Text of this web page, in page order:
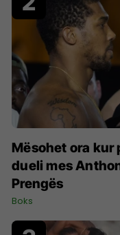
Mësohet ora
dueli mes
Prengës
Boks